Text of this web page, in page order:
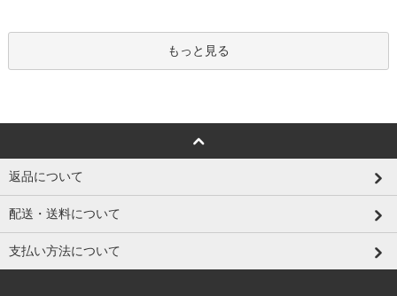
もっと見る
返品について
配送・送料について
支払い方法について